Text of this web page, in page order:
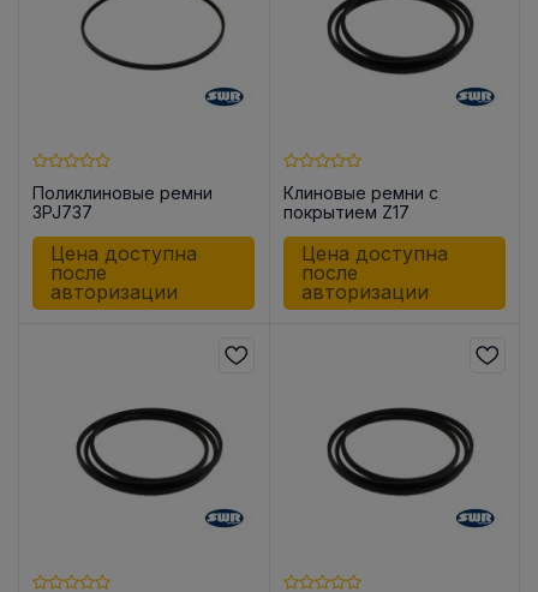
Поликлиновые ремни
3PJ737
Цена доступна
после
авторизации
Клиновые ремни с
покрытием Z17
Цена доступна
после
авторизации